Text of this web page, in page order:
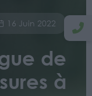
16 Juin 2022
de
à